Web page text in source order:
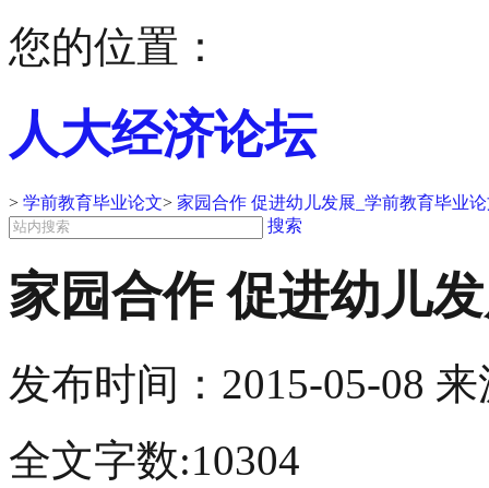
您的位置：
人大经济论坛
> 学前教育毕业论文> 家园合作 促进幼儿发展_学前教育毕业
搜索
家园合作 促进幼儿
发布时间： 2015-05-08 来
全文字数:10304